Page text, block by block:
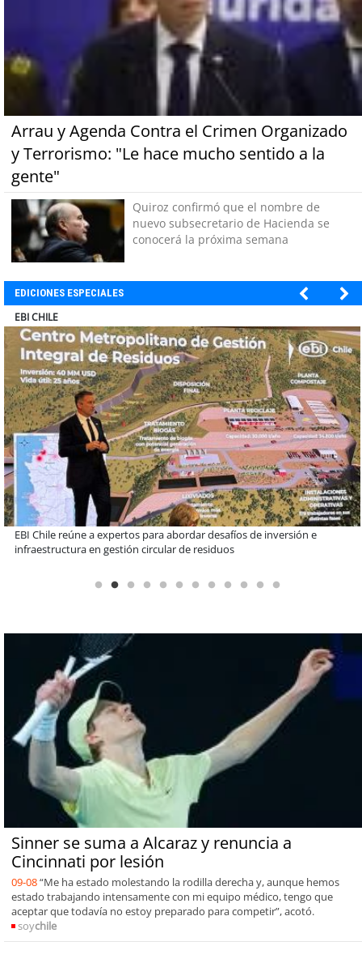
Arrau y Agenda Contra el Crimen Organizado
y Terrorismo: "Le hace mucho sentido a la
gente"
Quiroz confirmó que el nombre de
nuevo subsecretario de Hacienda se
conocerá la próxima semana
EDICIONES ESPECIALES
SOPRAVAL
Más de 1.600 alumnos han sido parte de programa Súper Sano de
Sopraval en lo que va del año
Sinner se suma a Alcaraz y renuncia a
Cincinnati por lesión
09-08“Me ha estado molestando la rodilla derecha y, aunque hemos
estado trabajando intensamente con mi equipo médico, tengo que
aceptar que todavía no estoy preparado para competir”, acotó.
soychile